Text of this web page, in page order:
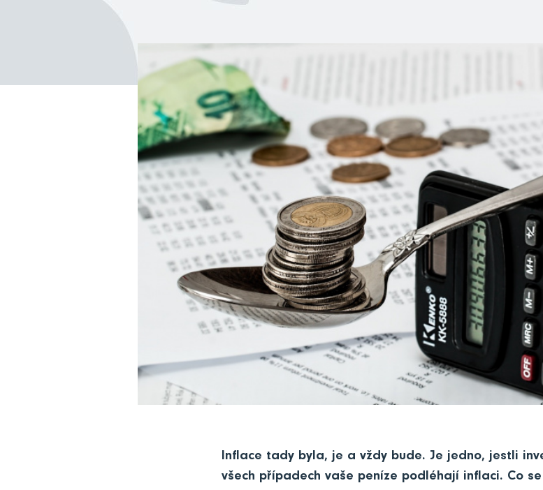
Inflace tady byla, je a vždy bude. Je jedno, jestli
všech případech vaše peníze podléhají inflaci. Co